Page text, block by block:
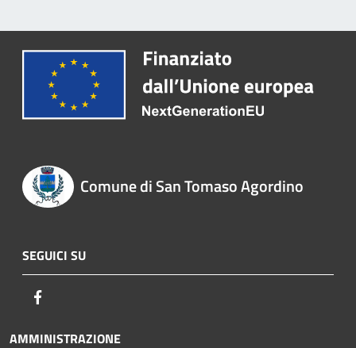
Comune di San Tomaso Agordino
SEGUICI SU
AMMINISTRAZIONE